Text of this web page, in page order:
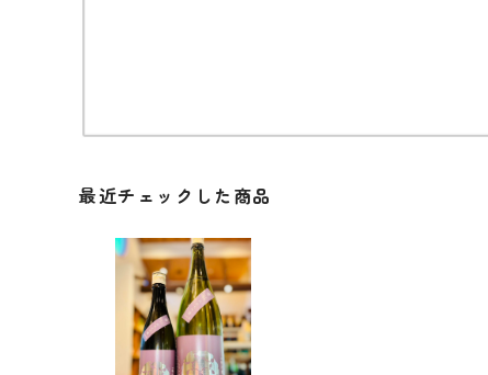
最近チェックした商品